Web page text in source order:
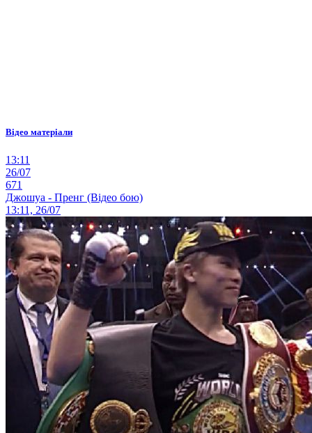
Відео матеріали
13:11
26/07
671
Джошуа - Пренг (Відео бою)
13:11, 26/07